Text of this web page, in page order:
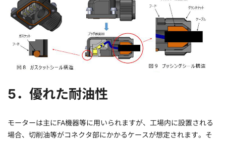
5．優れた耐油性
モーターは主にFA機器等に用いられますが、工場内に設置される
場合、切削油等がコネクタ部にかかるケースが想定されます。そ